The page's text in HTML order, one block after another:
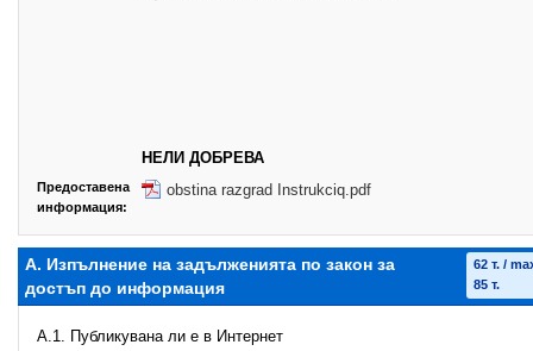
НЕЛИ ДОБРЕВА
Предоставена
информация:
obstina razgrad Instrukciq.pdf
А. Изпълнение на задълженията по закон за
достъп до информация
62 т. /
85 т.
A.1. Публикувана ли е в Интернет